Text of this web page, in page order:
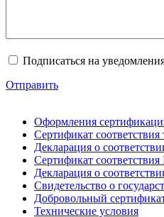
Подписаться на
Отправить
Оформления
Сертификат
Декларация о
Сертификат
Декларация о
Свидетельство о
Добровольный
Технические условия